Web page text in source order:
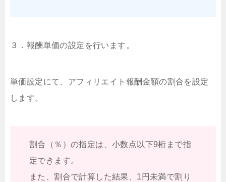
３．報酬単価の設定を行います。
単価設定にて、アフィリエイト報酬金額の割合を設定
します。
割合（％）の指定は、小数点以下9桁まで指
定できます。
また、割合で計算した結果、1円未満で割り